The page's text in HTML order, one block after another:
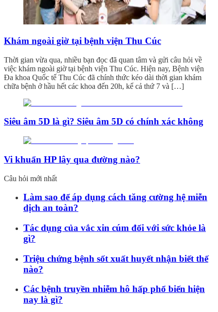
Khám ngoài giờ tại bệnh viện Thu Cúc
Thời gian vừa qua, nhiều bạn đọc đã quan tâm và gửi câu hỏi về
việc khám ngoài giờ tại bệnh viện Thu Cúc. Hiện nay, Bệnh viện
Đa khoa Quốc tế Thu Cúc đã chính thức kéo dài thời gian khám
chữa bệnh ở hầu hết các khoa đến 20h, kể cả thứ 7 và […]
Siêu âm 5D là gì? Siêu âm 5D có chính xác không
Vi khuẩn HP lây qua đường nào?
Câu hỏi mới nhất
Làm sao để áp dụng cách tăng cường hệ miễn
dịch an toàn?
Tác dụng của vắc xin cúm đối với sức khỏe là
gì?
Triệu chứng bệnh sốt xuất huyết nhận biết thế
nào?
Các bệnh truyền nhiễm hô hấp phổ biến hiện
nay là gì?